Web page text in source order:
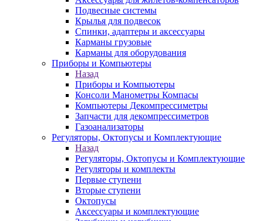
Подвесные системы
Крылья для подвесок
Спинки, адаптеры и аксессуары
Карманы грузовые
Карманы для оборудования
Приборы и Компьютеры
Назад
Приборы и Компьютеры
Консоли Манометры Компасы
Компьютеры Декомпрессиметры
Запчасти для декомпрессиметров
Газоанализаторы
Регуляторы, Октопусы и Комплектующие
Назад
Регуляторы, Октопусы и Комплектующие
Регуляторы и комплекты
Первые ступени
Вторые ступени
Октопусы
Аксессуары и комплектующие